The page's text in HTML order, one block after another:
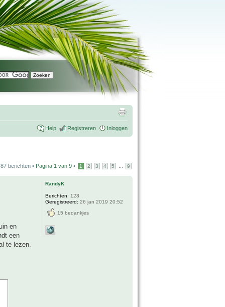
Help Registreren Inloggen
87 berichten • Pagina 1 van 9 • 1 2 3 4 5 9
en
een
te lezen.
RandyK
Berichten: 128
Geregistreerd: 26 jan 2019 20:52
15 bedankjes